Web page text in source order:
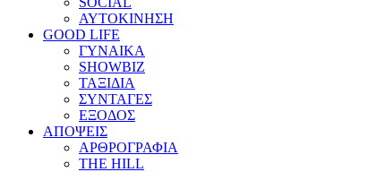
ΑΥΤΟΚΙΝΗΣΗ
GOOD LIFE
ΓΥΝΑΙΚΑ
SHOWBIZ
ΤΑΞΙΔΙΑ
ΣΥΝΤΑΓΕΣ
ΕΞΟΔΟΣ
ΑΠΟΨΕΙΣ
ΑΡΘΡΟΓΡΑΦΙΑ
THE HILL